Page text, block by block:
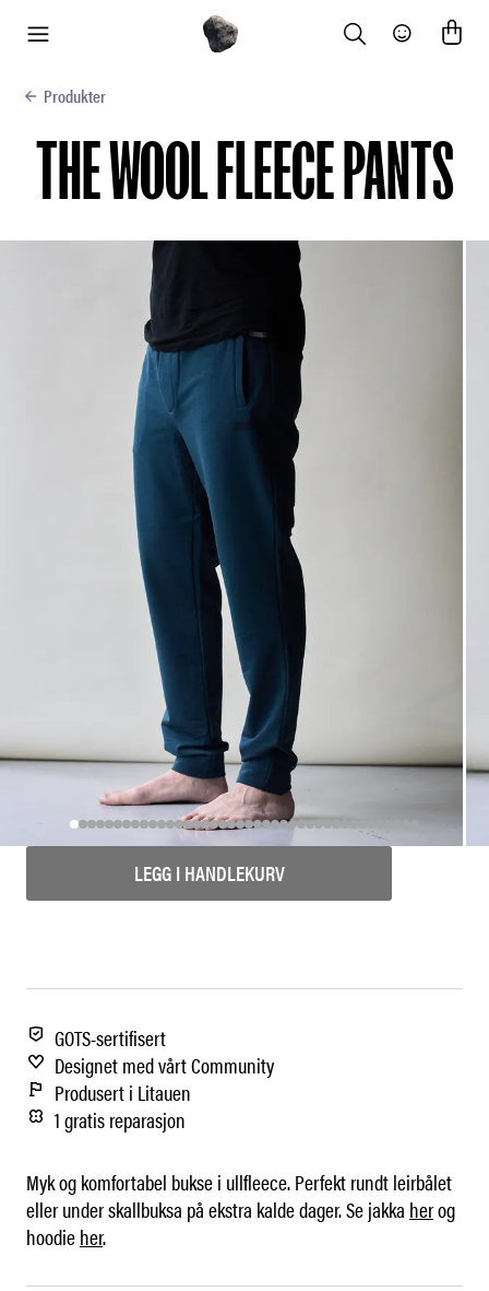
Search Community
Produkter
THE WOOL FLEECE PANTS
LEGG I HANDLEKURV
GOTS-sertifisert
Designet med vårt Community
Produsert i Litauen
1 gratis reparasjon
Myk og komfortabel bukse i ullfleece. Perfekt rundt leirbålet
eller under skallbuksa på ekstra kalde dager. Se jakka herog
hoodieher.